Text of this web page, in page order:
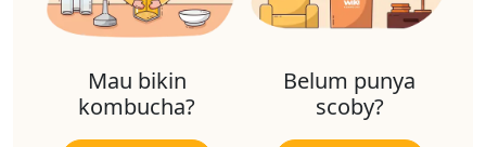
Mau bikin
kombucha?
Belum punya
scoby?